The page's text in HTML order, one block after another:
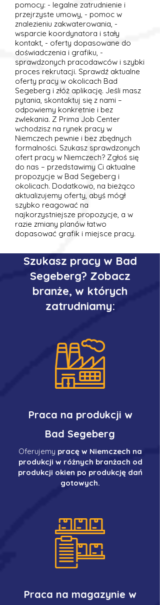
pomocy: - legalne zatrudnienie i
przejrzyste umowy, - pomoc w
znalezieniu zakwaterowania, -
wsparcie koordynatora i stały
kontakt, - oferty dopasowane do
doświadczenia i grafiku, -
sprawdzonych pracodawców i szybki
proces rekrutacji. Sprawdź aktualne
oferty pracy w okolicach Bad
Segeberg i złóż aplikację. Jeśli masz
pytania, skontaktuj się z nami –
odpowiemy konkretnie i bez
zwlekania. Z Prima Job Center
wchodzisz na rynek pracy w
Niemczech pewnie i bez zbędnych
formalności. Szukasz sprawdzonych
ofert pracy w Niemczech? Zgłoś się
do nas – przedstawimy Ci aktualne
propozycje w Bad Segeberg i
okolicach. Dodatkowo, na bieżąco
aktualizujemy oferty, abyś mógł
szybko reagować na
najkorzystniejsze propozycje, a w
razie zmiany planów łatwo
dopasować grafik i miejsce pracy.
Szukasz pracy w Bad
Segeberg? Zobacz
branże, w których
zatrudniamy:
Praca na produkcji w
Bad Segeberg
Oferujemy pracę w Niemczech na
produkcji w różnych branżach od
produkcji okien po produkcję dań
gotowych.
Praca na magazynie w